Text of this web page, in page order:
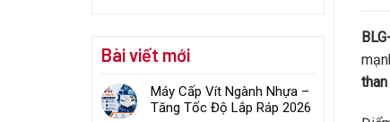
Bài viết mới
Máy Cấp Vít Ngành Nhựa –
Tăng Tốc Độ Lắp Ráp 2026